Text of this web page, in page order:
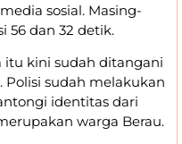
sosial. Masing-
56 dan 32 detik.
itu kini sudah ditangani
Polisi sudah melakukan
identitas dari
warga Berau.